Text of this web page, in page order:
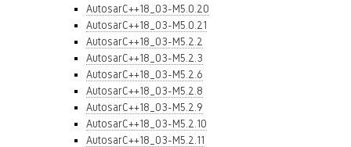
AutosarC++18_03-M5.0.20
AutosarC++18_03-M5.0.21
AutosarC++18_03-M5.2.2
AutosarC++18_03-M5.2.3
AutosarC++18_03-M5.2.6
AutosarC++18_03-M5.2.8
AutosarC++18_03-M5.2.9
AutosarC++18_03-M5.2.10
AutosarC++18_03-M5.2.11